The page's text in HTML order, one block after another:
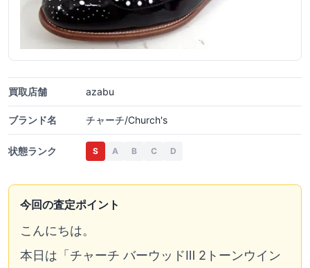
買取店舗 azabu
ブランド名 チャーチ/Church's
状態ランク S A B C D
今回の査定ポイント
こんにちは。
本日は「チャーチ バーウッドⅢ 2トーンウイン